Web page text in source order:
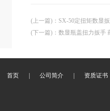
(上一篇) ： SX-50定扭矩数显
(下一篇) ： 数显瓶盖扭力扳手
首页 公司简介 资质证书